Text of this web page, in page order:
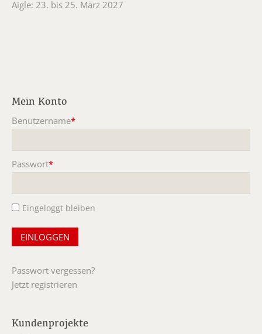
Aigle: 23. bis 25. März 2027
Mein Konto
Benutzername*
Passwort*
Eingeloggt bleiben
Passwort vergessen?
Jetzt registrieren
Kundenprojekte